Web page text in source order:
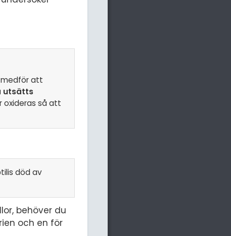
medför att
utsätts
oxideras så att
död av
behöver du
och en för